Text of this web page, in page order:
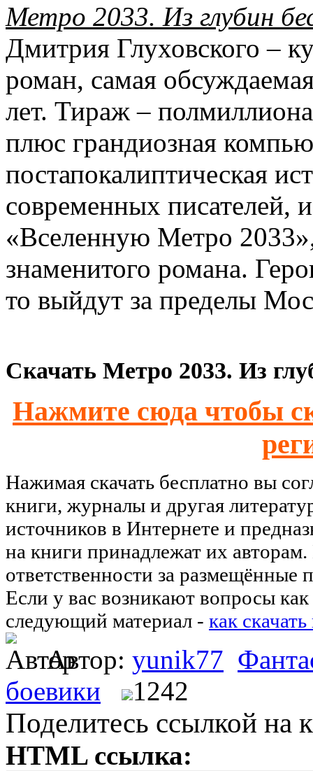
Метро 2033. Из глубин
Дмитрия Глуховского –
роман, самая
лет. Тираж –
плюс грандиозная
постапокалиптическая
современных писателей,
«Вселенную Метро
знаменитого романа.
то выйдут за пределы
Скачать Метро 2033. Из
Нажмите сюда чтобы
Нажимая скачать бесплатно вы
книги, журналы и другая
источников в Интернете и
на книги принадлежат их
ответственности за размещённые
Если у вас возникают вопросы как
следующий материал - как
Автор: yunik77
боевики
1242
Поделитесь ссылкой на
HTML ссылка: